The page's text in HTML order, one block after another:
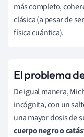
más completo,
clásica (a pesar de
física cuántica).
El problema
De igual manera,
incógnita, con un
una mayor dosis de
cuerpo negro o